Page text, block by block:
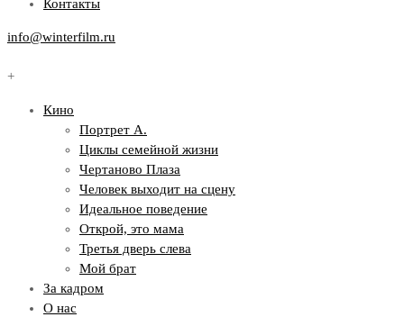
Контакты
info@winterfilm.ru
+
Кино
Портрет А.
Циклы семейной жизни
Чертаново Плаза
Человек выходит на сцену
Идеальное поведение
Открой, это мама
Третья дверь слева
Мой брат
За кадром
О нас